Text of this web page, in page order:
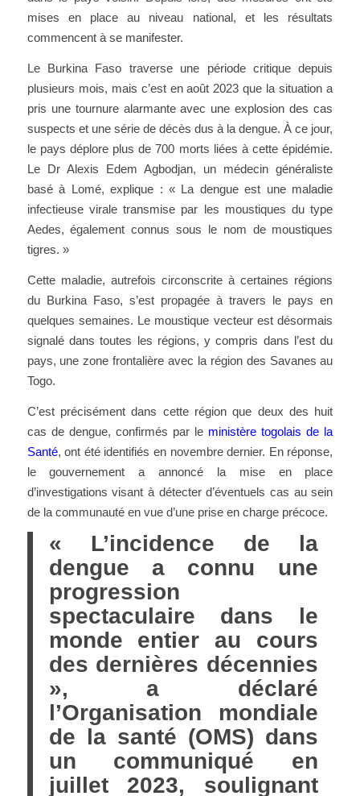
mises en place au niveau national, et les résultats
commencent à se manifester.
Le Burkina Faso traverse une période critique depuis
plusieurs mois, mais c’est en août 2023 que la situation a
pris une tournure alarmante avec une explosion des cas
suspects et une série de décès dus à la dengue. À ce jour,
le pays déplore plus de 700 morts liées à cette épidémie.
Le Dr Alexis Edem Agbodjan, un médecin généraliste
basé à Lomé, explique : « La dengue est une maladie
infectieuse virale transmise par les moustiques du type
Aedes, également connus sous le nom de moustiques
tigres. »
Cette maladie, autrefois circonscrite à certaines régions
du Burkina Faso, s’est propagée à travers le pays en
quelques semaines. Le moustique vecteur est désormais
signalé dans toutes les régions, y compris dans l’est du
pays, une zone frontalière avec la région des Savanes au
Togo.
C’est précisément dans cette région que deux des huit
cas de dengue, confirmés par le ministère togolais de la
Santé, ont été identifiés en novembre dernier. En réponse,
le gouvernement a annoncé la mise en place
d’investigations visant à détecter d’éventuels cas au sein
de la communauté en vue d’une prise en charge précoce.
« L’incidence de la
dengue a connu une
progression
spectaculaire dans le
monde entier au cours
des dernières décennies
», a déclaré
l’Organisation mondiale
de la santé (OMS) dans
un communiqué en
juillet 2023, soulignant